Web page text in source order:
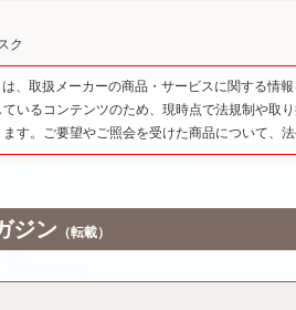
ク
は、取扱メーカーの商品・サービスに関する情
いるコンテンツのため、現時点で法規制や取
す。ご要望やご照会を受けた商品について、
ジン （転載）